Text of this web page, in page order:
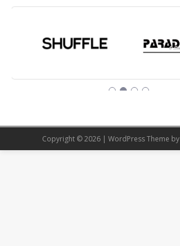
Copyright © 2026 | WordPress Theme by